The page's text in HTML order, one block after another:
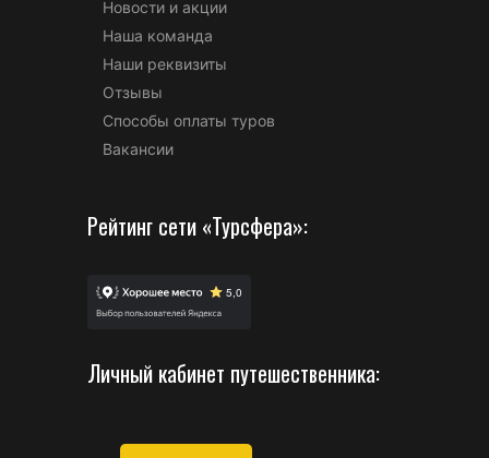
Новости и акции
Наша команда
Наши реквизиты
Отзывы
Способы оплаты туров
Вакансии
Рейтинг сети «Турсфера»:
Личный кабинет путешественника: